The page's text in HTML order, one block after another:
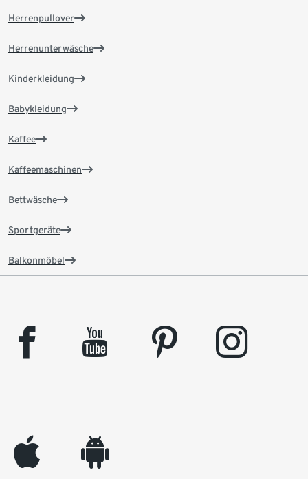
Herrenpullover
Herrenunterwäsche
Kinderkleidung
Babykleidung
Kaffee
Kaffeemaschinen
Bettwäsche
Sportgeräte
Balkonmöbel
facebook youtube pinterest instagram
appleinc android